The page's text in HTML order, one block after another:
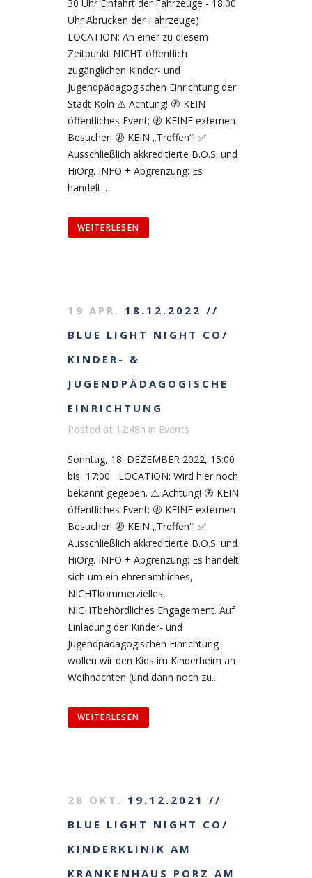
30 Uhr Einfahrt der Fahrzeuge - 18:00
Uhr Abrücken der Fahrzeuge)
LOCATION: An einer zu diesem
Zeitpunkt NICHT öffentlich
zugänglichen Kinder- und
Jugendpädagogischen Einrichtung der
Stadt Köln ⚠️ Achtung! 🚷 KEIN
öffentliches Event; 🚷 KEINE externen
Besucher! 🚷 KEIN „Treffen“! ✅
Ausschließlich akkreditierte B.O.S. und
HiOrg. INFO + Abgrenzung: Es
handelt...
WEITERLESEN
19 APR. 18.12.2022 //
BLUE LIGHT NIGHT CO/
KINDER- &
JUGENDPÄDAGOGISCHE
EINRICHTUNG
Posted at 12:48h in Events
Sonntag, 18. DEZEMBER 2022, 15:00
bis 17:00 LOCATION: Wird hier noch
bekannt gegeben. ⚠️ Achtung! 🚷 KEIN
öffentliches Event; 🚷 KEINE externen
Besucher! 🚷 KEIN „Treffen“! ✅
Ausschließlich akkreditierte B.O.S. und
HiOrg. INFO + Abgrenzung: Es handelt
sich um ein ehrenamtliches,
NICHTkommerzielles,
NICHTbehördliches Engagement. Auf
Einladung der Kinder- und
Jugendpädagogischen Einrichtung
wollen wir den Kids im Kinderheim an
Weihnachten (und dann noch zu...
WEITERLESEN
28 OKT. 19.12.2021 //
BLUE LIGHT NIGHT CO/
KINDERKLINIK AM
KRANKENHAUS PORZ AM